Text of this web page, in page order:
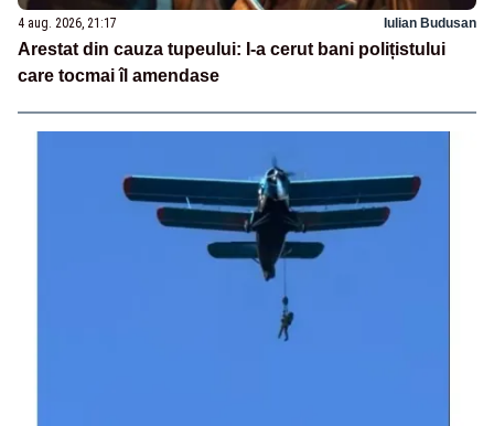
4 aug. 2026, 21:17 Iulian Budusan
Arestat din cauza tupeului: I-a cerut bani polițistului
care tocmai îl amendase